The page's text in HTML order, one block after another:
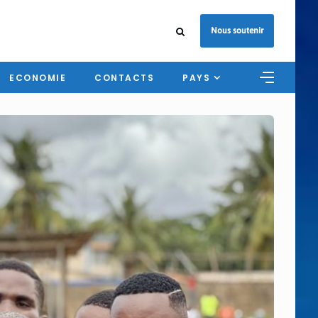
Nous soutenir
ECONOMIE CONTACTS PAYS